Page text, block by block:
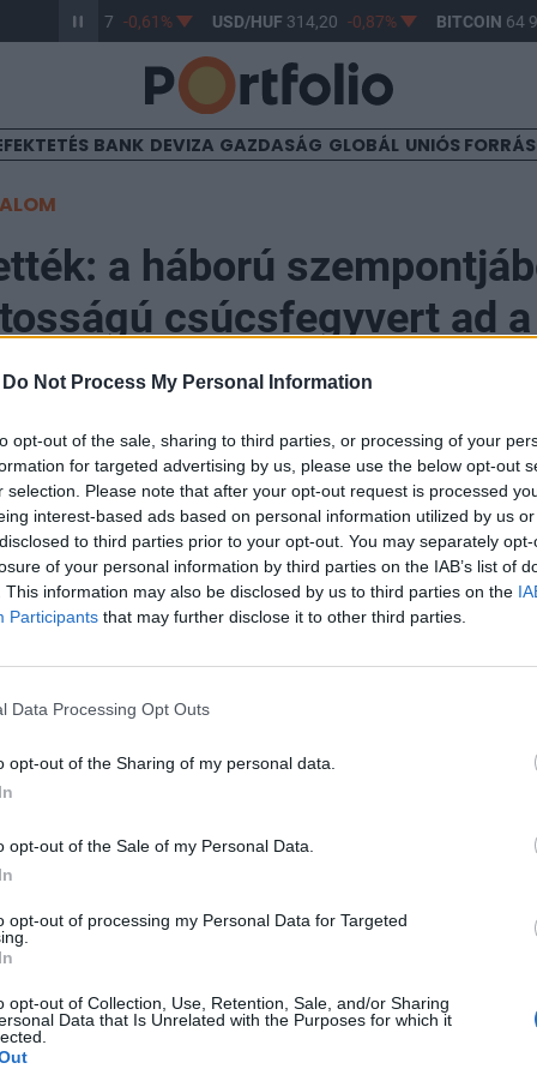
Do Not Process My Personal Information
opt-out of the sale, sharing to third parties, or processing of your
for targeted advertising by us, please use the below opt-out
selection. Please note that after your opt-out request is processed
interest-based ads based on personal information utilized by us
to third parties prior to your opt-out. You may separately
of your personal information by third parties on the IAB’s list of
This information may also be disclosed by us to third parties on the
Participants that may further disclose it to other third parties.
Data Processing Opt Outs
opt-out of the Sharing of my personal data.
opt-out of the Sale of my Personal Data.
opt-out of processing my Personal Data for Targeted
opt-out of Collection, Use, Retention, Sale, and/or Sharing
Data that Is Unrelated with the Purposes for which it
363,17 -0,61% USD/HUF 314,20 -0,87% BITCOIN64
BANK DEVIZA GAZDASÁG GLOBÁL UNIÓS
a háború
csúcsfegyvert ad a
miniszterei megállapodtak abban, hogy további
főképpen a légvédelem területén - jelentette ki
Brüsszelben.
jutott, hogy vannak olyan légvédelmi rendszerek, amelyeket
bocsátani. A Patriot légvédelmi rendszereken kívül vannak más
portfolio.hu hírarchívumához tartozik, melynek olvasása
tartalmazza:
cikkarchívum